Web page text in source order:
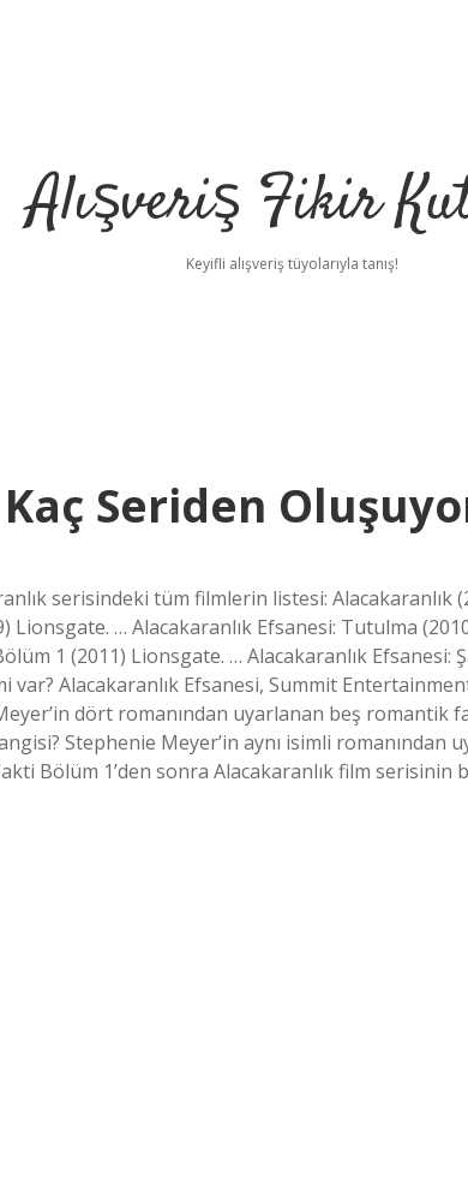
Alışveriş Fikir
Keyifli alışveriş tüyolarıyla tanış!
Seriden
serisindeki tüm filmlerin listesi: Alacakaranlık
Lionsgate. … Alacakaranlık Efsanesi: Tutulma
1 (2011) Lionsgate. … Alacakaranlık Efsanesi:
var? Alacakaranlık Efsanesi, Summit
dört romanından uyarlanan beş romantik
Stephenie Meyer’in aynı isimli romanından
Bölüm 1’den sonra Alacakaranlık film serisinin